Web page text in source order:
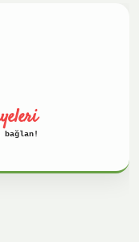
bağlan!